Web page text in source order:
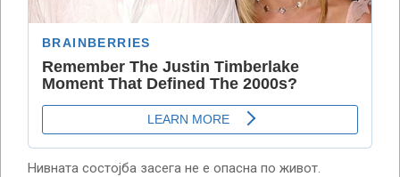
Нивната состојба засега не е опасна по живот.